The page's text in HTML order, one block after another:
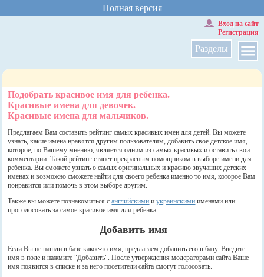
Полная версия
Разделы
Вход на сайт
Регистрация
Подобрать красивое имя для ребенка.
Красивые имена для девочек.
Красивые имена для мальчиков.
Предлагаем Вам составить рейтинг самых красивых имен для детей. Вы можете
узнать, какие имена нравятся другим пользователям, добавить свое детское имя,
которое, по Вашему мнению, является одним из самых красивых и оставить свои
комментарии. Такой рейтинг станет прекрасным помощником в выборе имени для
ребенка. Вы сможете узнать о самых оригинальных и красиво звучащих детских
именах и возможно сможете найти для своего ребенка именно то имя, которое Вам
понравится или помочь в этом выборе другим.
Также вы можете познакомиться санглийскими иукраинскими именами или
проголосовать за самое красивое имя для ребенка.
Добавить имя
Если Вы не нашли в базе какое-то имя, предлагаем добавить его в базу. Введите
имя в поле и нажмите "Добавить". После утверждения модераторами сайта Ваше
имя появится в списке и за него посетители сайта смогут голосовать.